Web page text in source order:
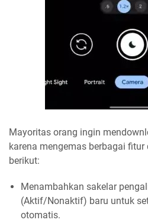
Mayoritas orang ingin
karena mengemas berbagai
berikut:
Menambahkan sakelar
(Aktif/Nonaktif) baru untuk
otomatis.